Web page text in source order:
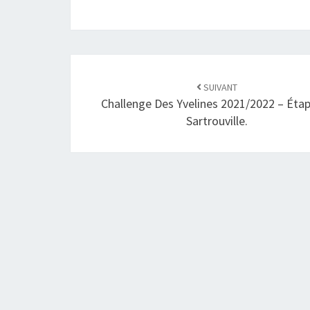
SUIVANT
Challenge Des Yvelines 2021/2022 –
Sartrouville.